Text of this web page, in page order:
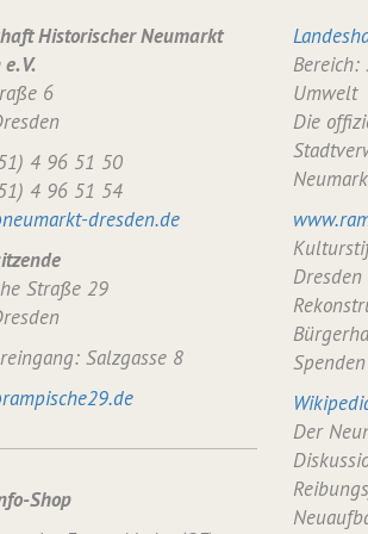
Historischer Neumarkt
V.
6
4 96 51 50
4 96 51 54
dresden.de
Straße 29
Salzgasse 8
Shop
Umwelt
Die
Dresden
Spenden
Der